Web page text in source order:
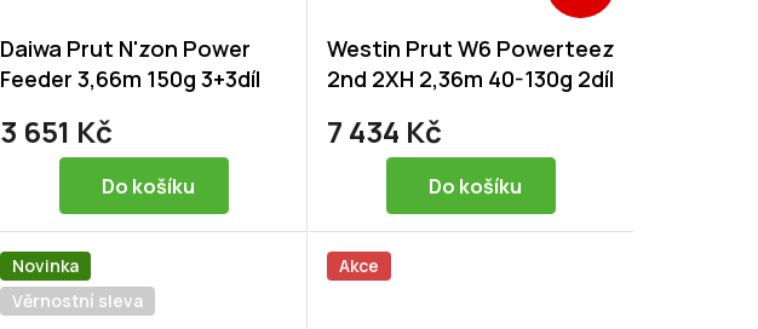
Daiwa Prut N'zon Power
Feeder 3,66m 150g 3+3díl
3 651 Kč
Do košíku
Westin Prut W6 Powerteez
2nd 2XH 2,36m 40-130g 2díl
7 434 Kč
Do košíku
Novinka
Věrnostní sleva
Akce